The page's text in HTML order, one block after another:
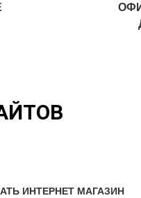
ИНТЕРНЕТ МАГАЗИН